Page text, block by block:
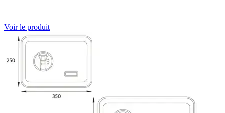
Voir le produit